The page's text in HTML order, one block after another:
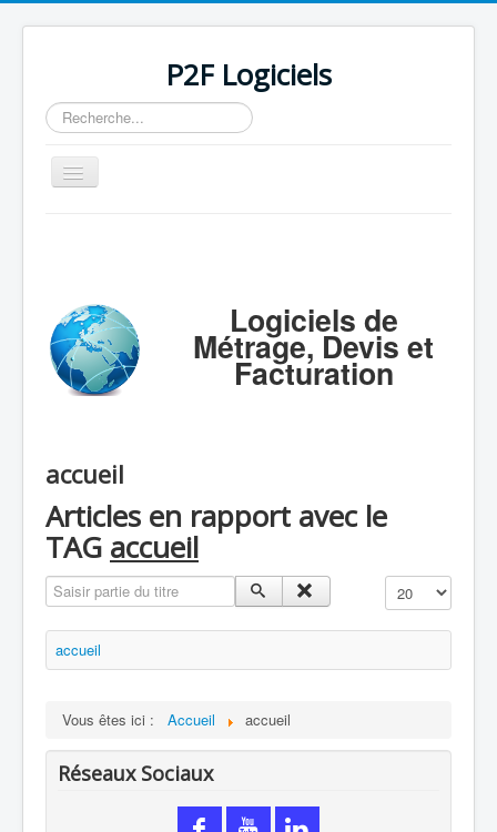
P2F Logiciels
Rechercher
Basculer
la
Support
Tarifs/Acheter
Contact / Mail / Liens
Logiciels de
Métrage, Devis et
Facturation
accueil
Articles en rapport avec le
TAG accueil
Saisir partie du titre Affichage #
accueil
Vous êtes ici : Accueil accueil
Réseaux Sociaux